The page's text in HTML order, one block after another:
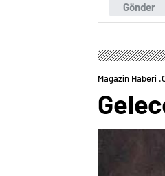
Gönder
Magazin Haberi